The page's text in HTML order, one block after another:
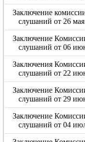
Заключение
слушаний от 26 мая
Заключение
слушаний от 06
Заключения
слушаний от 22
Заключение
слушаний от 29
Заключение
слушаний от 04